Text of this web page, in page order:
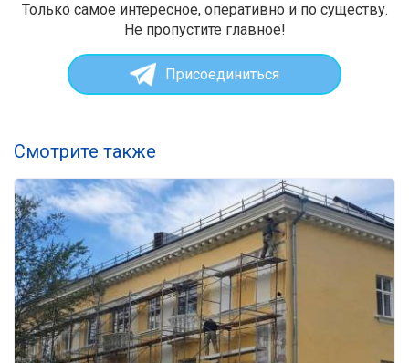
Только самое интересное, оперативно и по существу.
Не пропустите главное!
Присоединиться
Смотрите также